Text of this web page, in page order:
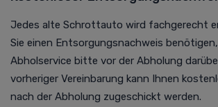
Jedes alte Schrottauto wird fachgerecht
Sie einen Entsorgungsnachweis
Abholservice bitte vor der Abholung
vorheriger Vereinbarung kann Ihnen
nach der Abholung zugeschickt werden.